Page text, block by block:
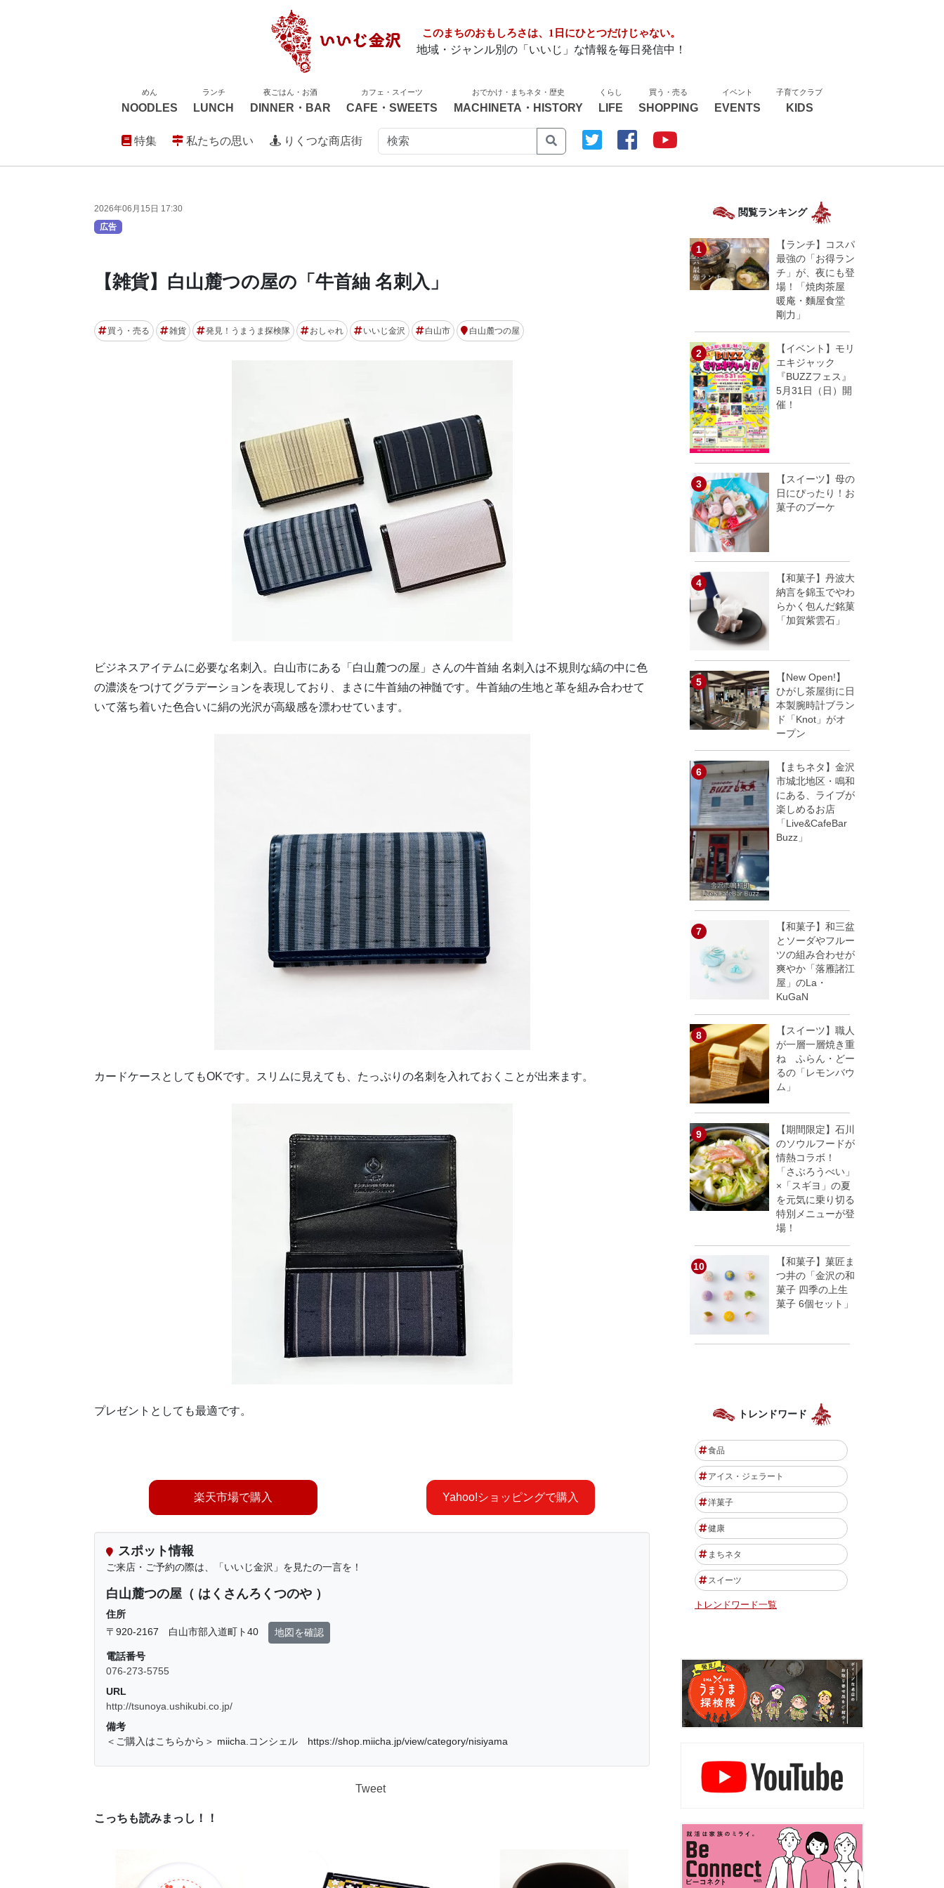
このまちのおもしろさは、1日にひとつだけじゃない。
地域・ジャンル別の「いいじ」な情報を毎日発信中！
めん
NOODLES
ランチ
LUNCH
夜ごはん・お酒
DINNER・BAR
カフェ・スイーツ
CAFE・SWEETS
おでかけ・まちネタ・歴史
MACHINETA・HISTORY
くらし
LIFE
買う・売る
SHOPPING
イベント
EVENTS
子育てクラブ
KIDS
特集 私たちの思い りくつな商店街
2026年06月15日 17:30
広告
【雑貨】白山麓つの屋の「牛首紬 名刺入」
買う・売る 雑貨 発見！うまうま探検隊 おしゃれ いいじ金沢 白山市 白山麓つの屋
ビジネスアイテムに必要な名刺入。白山市にある「白山麓つの屋」さんの牛首紬 名刺入は不規則な縞の中に色
の濃淡をつけてグラデーションを表現しており、まさに牛首紬の神髄です。牛首紬の生地と革を組み合わせて
いて落ち着いた色合いに絹の光沢が高級感を漂わせています。
カードケースとしてもOKです。スリムに見えても、たっぷりの名刺を入れておくことが出来ます。
プレゼントとしても最適です。
楽天市場で購入 Yahoo!ショッピングで購入
スポット情報
ご来店・ご予約の際は、「いいじ金沢」を見たの一言を！
白山麓つの屋（ はくさんろくつのや ）
住所
〒920-2167 白山市部入道町ト40
地図を確認
電話番号
076-273-5755
URL
http://tsunoya.ushikubi.co.jp/
備考
＜ご購入はこちらから＞ miicha.コンシェル https://shop.miicha.jp/view/category/nisiyama
Tweet
こっちも読みまっし！！
閲覧ランキング
【ランチ】コスパ
最強の「お得ラン
チ」が、夜にも登
場！「焼肉茶屋
暖庵・麵屋食堂
剛力」
【イベント】モリ
エキジャック
『BUZZフェス』
5月31日（日）開
催！
【スイーツ】母の
日にぴったり！お
菓子のブーケ
【和菓子】丹波大
納言を錦玉でやわ
らかく包んだ銘菓
「加賀紫雲石」
【New Open!】
ひがし茶屋街に日
本製腕時計ブラン
ド「Knot」がオ
ープン
【まちネタ】金沢
市城北地区・鳴和
にある、ライブが
楽しめるお店
「Live&CafeBar
Buzz」
【和菓子】和三盆
とソーダやフルー
ツの組み合わせが
爽やか「落雁諸江
屋」のLa・
KuGaN
【スイーツ】職人
が一層一層焼き重
ね ふらん・どー
るの「レモンバウ
ム」
【期間限定】石川
のソウルフードが
情熱コラボ！
「さぶろうべい」
×「スギヨ」の夏
を元気に乗り切る
特別メニューが登
場！
【和菓子】菓匠ま
つ井の「金沢の和
菓子 四季の上生
菓子 6個セット」
トレンドワード
食品
アイス・ジェラート
洋菓子
健康
まちネタ
スイーツ
トレンドワード一覧